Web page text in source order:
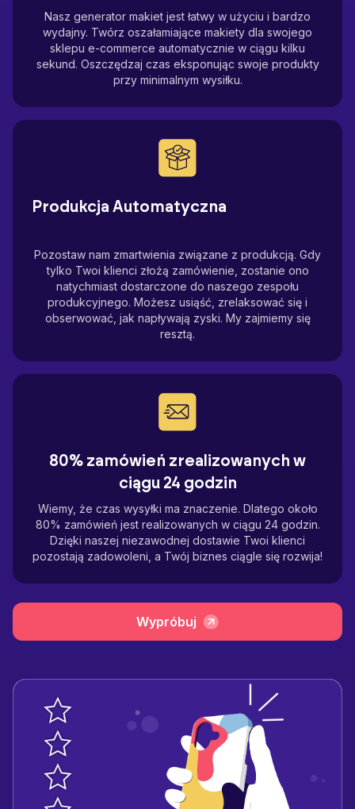
Nasz generator makiet jest łatwy w użyciu i bardzo
wydajny. Twórz oszałamiające makiety dla swojego
sklepu e-commerce automatycznie w ciągu kilku
sekund. Oszczędzaj czas eksponując swoje produkty
przy minimalnym wysiłku.
Produkcja Automatyczna
Pozostaw nam zmartwienia związane z produkcją. Gdy
tylko Twoi klienci złożą zamówienie, zostanie ono
natychmiast dostarczone do naszego zespołu
produkcyjnego. Możesz usiąść, zrelaksować się i
obserwować, jak napływają zyski. My zajmiemy się
resztą.
80% zamówień zrealizowanych w
ciągu 24 godzin
Wiemy, że czas wysyłki ma znaczenie. Dlatego około
80% zamówień jest realizowanych w ciągu 24 godzin.
Dzięki naszej niezawodnej dostawie Twoi klienci
pozostają zadowoleni, a Twój biznes ciągle się rozwija!
Wypróbuj